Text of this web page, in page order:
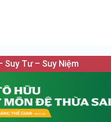
Suy Tư – Suy Niệm